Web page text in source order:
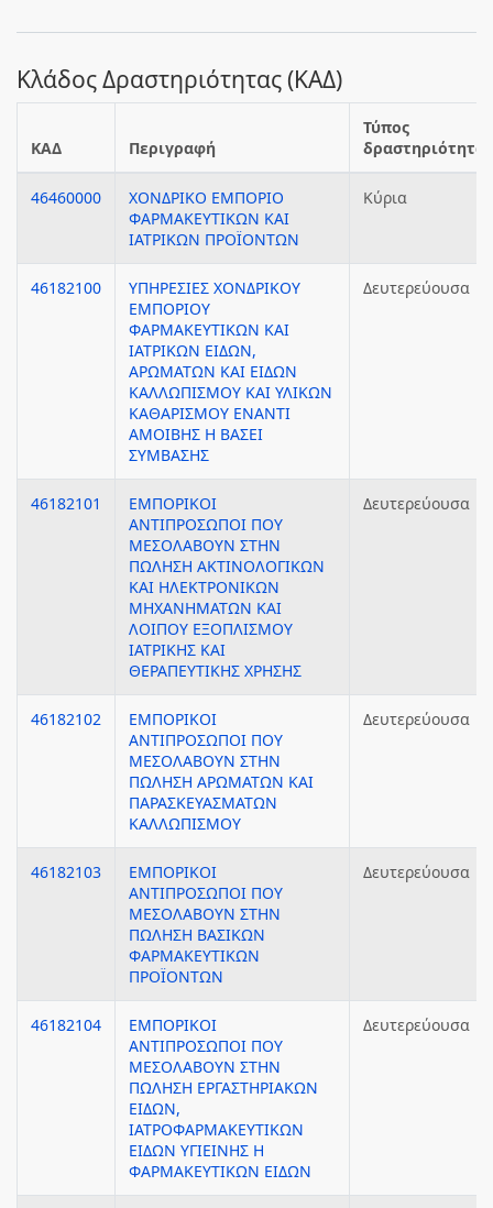
Κλάδος Δραστηριότητας (ΚΑΔ)
ΚΑΔ Περιγραφή
Τύπος
δραστηριότητας
46460000
ΧΟΝΔΡΙΚΟ ΕΜΠΟΡΙΟ
ΦΑΡΜΑΚΕΥΤΙΚΩΝ ΚΑΙ
ΙΑΤΡΙΚΩΝ ΠΡΟΪΟΝΤΩΝ
Κύρια
46182100
ΥΠΗΡΕΣΙΕΣ ΧΟΝΔΡΙΚΟΥ
ΕΜΠΟΡΙΟΥ
ΦΑΡΜΑΚΕΥΤΙΚΩΝ ΚΑΙ
ΙΑΤΡΙΚΩΝ ΕΙΔΩΝ,
ΑΡΩΜΑΤΩΝ ΚΑΙ ΕΙΔΩΝ
ΚΑΛΛΩΠΙΣΜΟΥ ΚΑΙ ΥΛΙΚΩΝ
ΚΑΘΑΡΙΣΜΟΥ ΕΝΑΝΤΙ
ΑΜΟΙΒΗΣ Η ΒΑΣΕΙ
ΣΥΜΒΑΣΗΣ
Δευτερεύουσα
46182101
ΕΜΠΟΡΙΚΟΙ
ΑΝΤΙΠΡΟΣΩΠΟΙ ΠΟΥ
ΜΕΣΟΛΑΒΟΥΝ ΣΤΗΝ
ΠΩΛΗΣΗ ΑΚΤΙΝΟΛΟΓΙΚΩΝ
ΚΑΙ ΗΛΕΚΤΡΟΝΙΚΩΝ
ΜΗΧΑΝΗΜΑΤΩΝ ΚΑΙ
ΛΟΙΠΟΥ ΕΞΟΠΛΙΣΜΟΥ
ΙΑΤΡΙΚΗΣ ΚΑΙ
ΘΕΡΑΠΕΥΤΙΚΗΣ ΧΡΗΣΗΣ
Δευτερεύουσα
46182102
ΕΜΠΟΡΙΚΟΙ
ΑΝΤΙΠΡΟΣΩΠΟΙ ΠΟΥ
ΜΕΣΟΛΑΒΟΥΝ ΣΤΗΝ
ΠΩΛΗΣΗ ΑΡΩΜΑΤΩΝ ΚΑΙ
ΠΑΡΑΣΚΕΥΑΣΜΑΤΩΝ
ΚΑΛΛΩΠΙΣΜΟΥ
Δευτερεύουσα
46182103
ΕΜΠΟΡΙΚΟΙ
ΑΝΤΙΠΡΟΣΩΠΟΙ ΠΟΥ
ΜΕΣΟΛΑΒΟΥΝ ΣΤΗΝ
ΠΩΛΗΣΗ ΒΑΣΙΚΩΝ
ΦΑΡΜΑΚΕΥΤΙΚΩΝ
ΠΡΟΪΟΝΤΩΝ
Δευτερεύουσα
46182104
ΕΜΠΟΡΙΚΟΙ
ΑΝΤΙΠΡΟΣΩΠΟΙ ΠΟΥ
ΜΕΣΟΛΑΒΟΥΝ ΣΤΗΝ
ΠΩΛΗΣΗ ΕΡΓΑΣΤΗΡΙΑΚΩΝ
ΕΙΔΩΝ,
ΙΑΤΡΟΦΑΡΜΑΚΕΥΤΙΚΩΝ
ΕΙΔΩΝ ΥΓΙΕΙΝΗΣ Η
ΦΑΡΜΑΚΕΥΤΙΚΩΝ ΕΙΔΩΝ
Δευτερεύουσα